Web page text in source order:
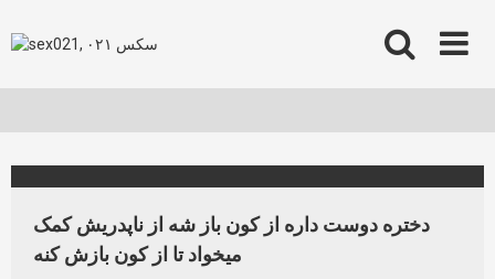
to
دختره دوست داره از کون باز شه از ناپدریش کمک
میخواد تا از کون بازش کنه